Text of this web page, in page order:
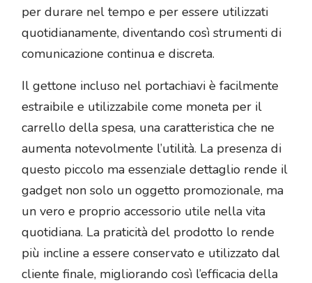
per durare nel tempo e per essere utilizzati
quotidianamente, diventando così strumenti di
comunicazione continua e discreta.
Il gettone incluso nel portachiavi è facilmente
estraibile e utilizzabile come moneta per il
carrello della spesa, una caratteristica che ne
aumenta notevolmente l’utilità. La presenza di
questo piccolo ma essenziale dettaglio rende il
gadget non solo un oggetto promozionale, ma
un vero e proprio accessorio utile nella vita
quotidiana. La praticità del prodotto lo rende
più incline a essere conservato e utilizzato dal
cliente finale, migliorando così l’efficacia della